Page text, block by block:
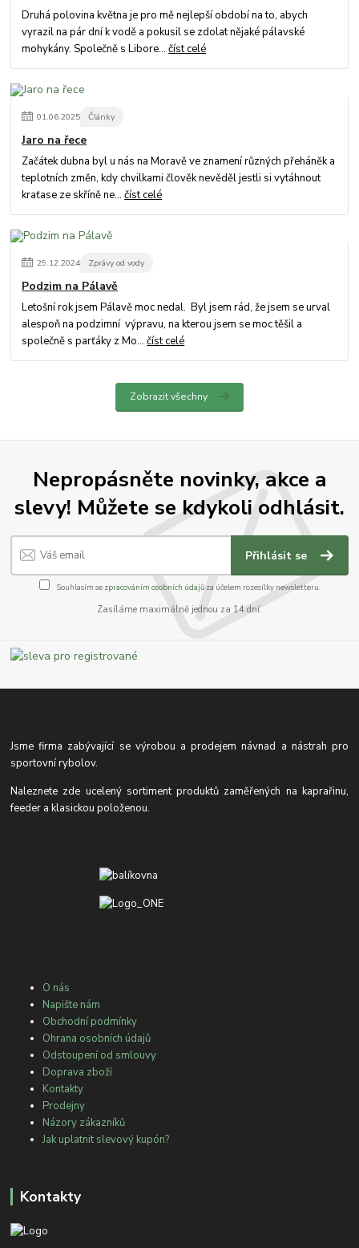
Druhá polovina května je pro mě nejlepší období na to, abych
vyrazil na pár dní k vodě a pokusil se zdolat nějaké pálavské
mohykány. Společně s Libore...číst celé
01.06.2025 Články
Jaro na řece
Začátek dubna byl u nás na Moravě ve znamení různých přeháněk a
teplotních změn, kdy chvilkami člověk nevěděl jestli si vytáhnout
kraťase ze skříně ne...číst celé
29.12.2024 Zprávy od vody
Podzim na Pálavě
Letošní rok jsem Pálavě moc nedal. Byl jsem rád, že jsem se urval
alespoň na podzimní výpravu, na kterou jsem se moc těšil a
společně s parťáky z Mo...číst celé
Zobrazit všechny
Nepropásněte novinky, akce a
slevy! Můžete se kdykoli odhlásit.
Přihlásit se
Souhlasím se zpracováním osobních údajůza účelem rozesílky newsletteru.
Zasíláme maximálně jednou za 14 dní.
Jsme firma zabývající se výrobou a prodejem návnad a nástrah pro
sportovní rybolov.
Naleznete zde ucelený sortiment produktů zaměřených na kaprařinu,
feeder a klasickou položenou.
O nás
Napište nám
Obchodní podmínky
Ohrana osobních údajů
Odstoupení od smlouvy
Doprava zboží
Kontakty
Prodejny
Názory zákazníků
Jak uplatnit slevový kupón?
Kontakty